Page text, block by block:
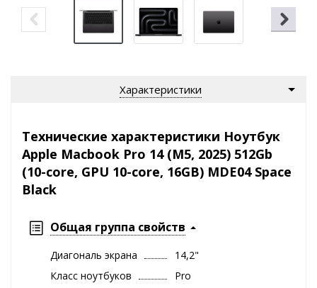
Характеристики
Технические характеристики Ноутбук
Apple Macbook Pro 14 (M5, 2025) 512Gb
(10-core, GPU 10-core, 16GB) MDE04 Space
Black
Общая группа свойств
Диагональ экрана
14,2"
Класс ноутбуков
Pro